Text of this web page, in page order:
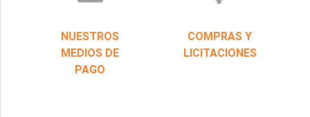
NUESTROS
MEDIOS DE
PAGO
COMPRAS Y
LICITACIONES